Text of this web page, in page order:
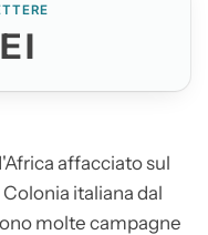
affacciato sul
italiana dal
molte campagne